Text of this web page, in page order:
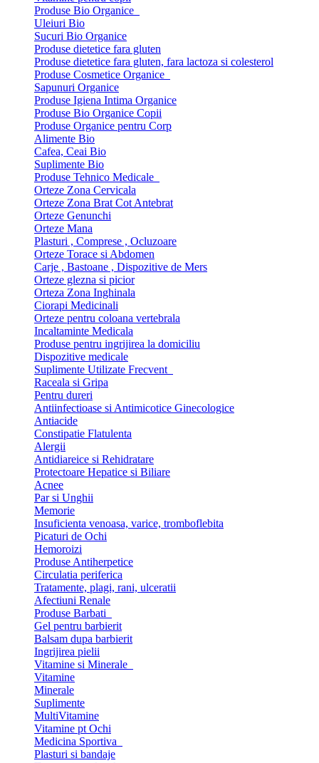
Produse Bio Organice
Uleiuri Bio
Sucuri Bio Organice
Produse dietetice fara gluten
Produse dietetice fara gluten, fara lactoza si colesterol
Produse Cosmetice Organice
Sapunuri Organice
Produse Igiena Intima Organice
Produse Bio Organice Copii
Produse Organice pentru Corp
Alimente Bio
Cafea, Ceai Bio
Suplimente Bio
Produse Tehnico Medicale
Orteze Zona Cervicala
Orteze Zona Brat Cot Antebrat
Orteze Genunchi
Orteze Mana
Plasturi , Comprese , Ocluzoare
Orteze Torace si Abdomen
Carje , Bastoane , Dispozitive de Mers
Orteze glezna si picior
Orteza Zona Inghinala
Ciorapi Medicinali
Orteze pentru coloana vertebrala
Incaltaminte Medicala
Produse pentru ingrijirea la domiciliu
Dispozitive medicale
Suplimente Utilizate Frecvent
Raceala si Gripa
Pentru dureri
Antiinfectioase si Antimicotice Ginecologice
Antiacide
Constipatie Flatulenta
Alergii
Antidiareice si Rehidratare
Protectoare Hepatice si Biliare
Acnee
Par si Unghii
Memorie
Insuficienta venoasa, varice, tromboflebita
Picaturi de Ochi
Hemoroizi
Produse Antiherpetice
Circulatia periferica
Tratamente, plagi, rani, ulceratii
Afectiuni Renale
Produse Barbati
Gel pentru barbierit
Balsam dupa barbierit
Ingrijirea pielii
Vitamine si Minerale
Vitamine
Minerale
Suplimente
MultiVitamine
Vitamine pt Ochi
Medicina Sportiva
Plasturi si bandaje